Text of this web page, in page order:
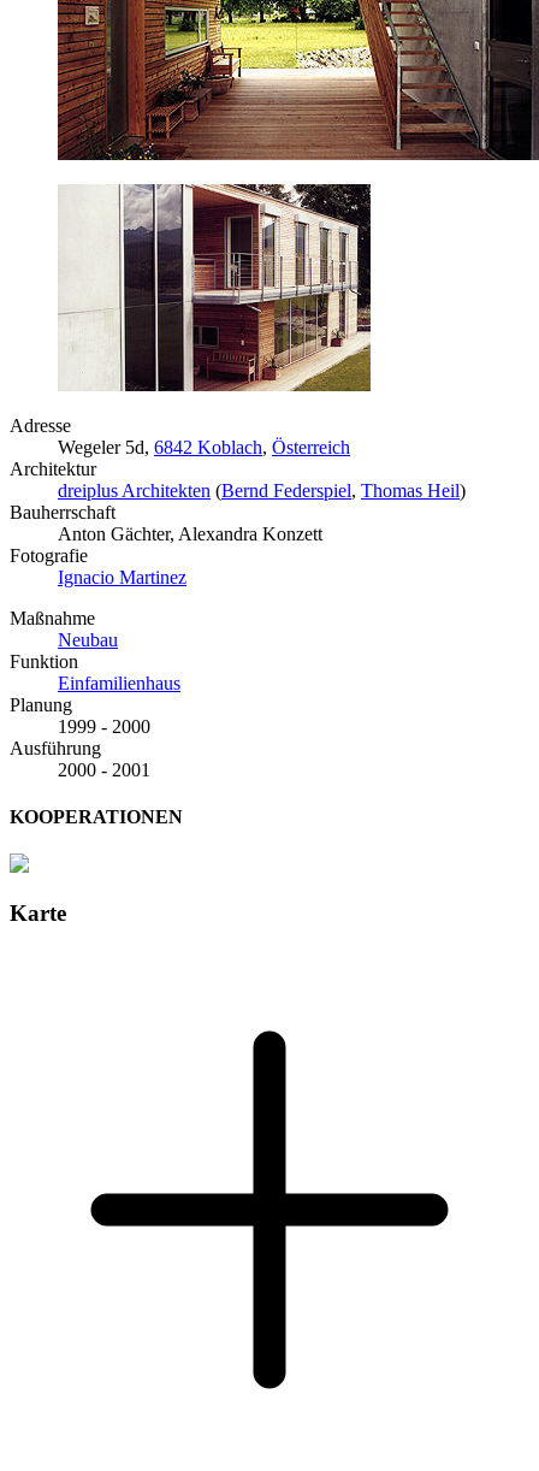
Adresse
Wegeler 5d, 6842 Koblach, Österreich
Architektur
dreiplus Architekten (Bernd Federspiel, Thomas Heil)
Bauherrschaft
Anton Gächter, Alexandra Konzett
Fotografie
Ignacio Martinez
Maßnahme
Neubau
Funktion
Einfamilienhaus
Planung
1999 - 2000
Ausführung
2000 - 2001
KOOPERATIONEN
Karte